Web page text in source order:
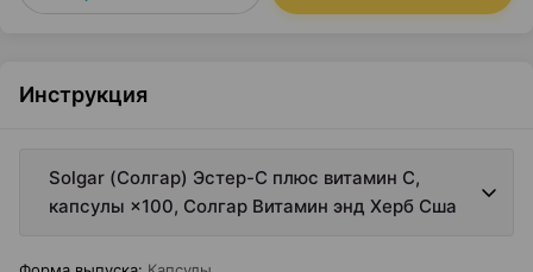
Инструкция
Solgar (Солгар) Эстер-С плюс витамин С,
капсулы ×100, Солгар Витамин энд Херб Сша